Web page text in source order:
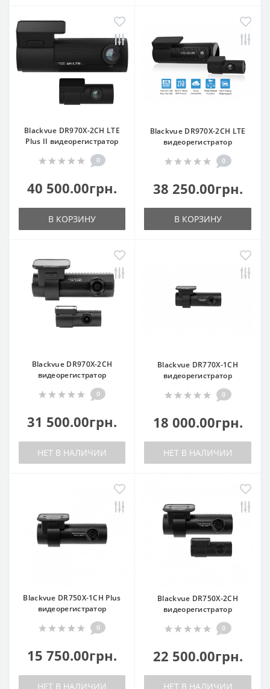
Blackvue DR970X-2CH LTE
Plus II видеорегистратор
0
40 500.00грн.
В КОРЗИНУ
Blackvue DR970Х-2CH LTE
видеорегистратор
0
38 250.00грн.
В КОРЗИНУ
Blackvue DR970X-2CH
видеорегистратор
0
31 500.00грн.
НЕТ В НАЛИЧИИ
Blackvue DR770X-1CH
видеорегистратор
0
18 000.00грн.
НЕТ В НАЛИЧИИ
Blackvue DR750X-1CH Plus
видеорегистратор
0
15 750.00грн.
НЕТ В НАЛИЧИИ
Blackvue DR750X-2CH
видеорегистратор
0
22 500.00грн.
НЕТ В НАЛИЧИИ